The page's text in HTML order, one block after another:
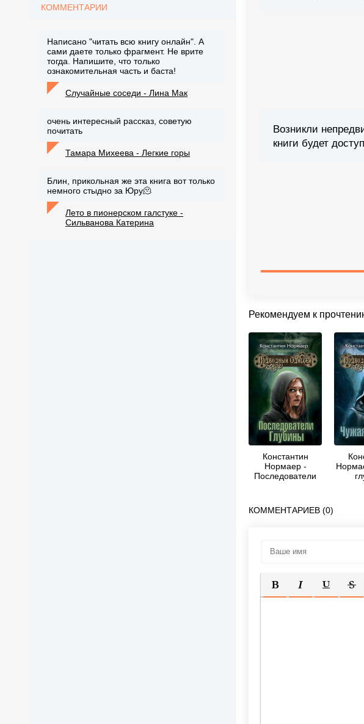
Возникли
книги будет
Рекомендуем к
Константин
Нормаер -
Последователи
КОММЕНТАРИЕВ (0)
ПОЛУЖИРНЫЙ
КУРСИВ
КОММЕНТАРИИ
Написано "читать всю книгу онлайн". А
сами даете только фрагмент. Не врите
тогда. Напишите, что только
ознакомительная часть и баста!
Случайные соседи - Лина Мак
очень интересный рассказ, советую
почитать
Тамара Михеева - Легкие горы
Блин, прикольная же эта книга вот только
немного стыдно за Юру🫠
Лето в пионерском галстуке -
Сильванова Катерина